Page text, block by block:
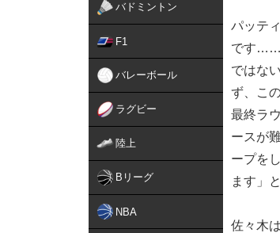
バドミントン
F1
バレーボール
ラグビー
陸上
Bリーグ
NBA
パッテ
です……
ではな
ず、こ
最終ラ
ースが
ープを
ます」
佐々木